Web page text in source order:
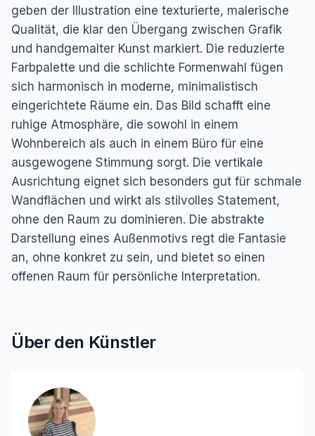
geben der Illustration eine texturierte, malerische
Qualität, die klar den Übergang zwischen Grafik
und handgemalter Kunst markiert. Die reduzierte
Farbpalette und die schlichte Formenwahl fügen
sich harmonisch in moderne, minimalistisch
eingerichtete Räume ein. Das Bild schafft eine
ruhige Atmosphäre, die sowohl in einem
Wohnbereich als auch in einem Büro für eine
ausgewogene Stimmung sorgt. Die vertikale
Ausrichtung eignet sich besonders gut für schmale
Wandflächen und wirkt als stilvolles Statement,
ohne den Raum zu dominieren. Die abstrakte
Darstellung eines Außenmotivs regt die Fantasie
an, ohne konkret zu sein, und bietet so einen
offenen Raum für persönliche Interpretation.
Über den Künstler